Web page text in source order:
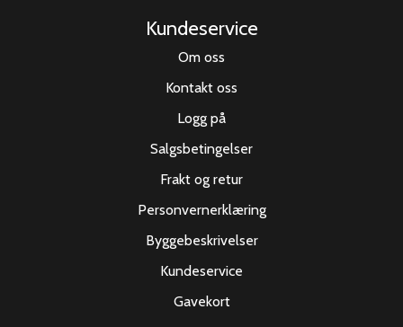
Kundeservice
Om oss
Kontakt oss
Logg på
Salgsbetingelser
Frakt og retur
Personvernerklæring
Byggebeskrivelser
Kundeservice
Gavekort